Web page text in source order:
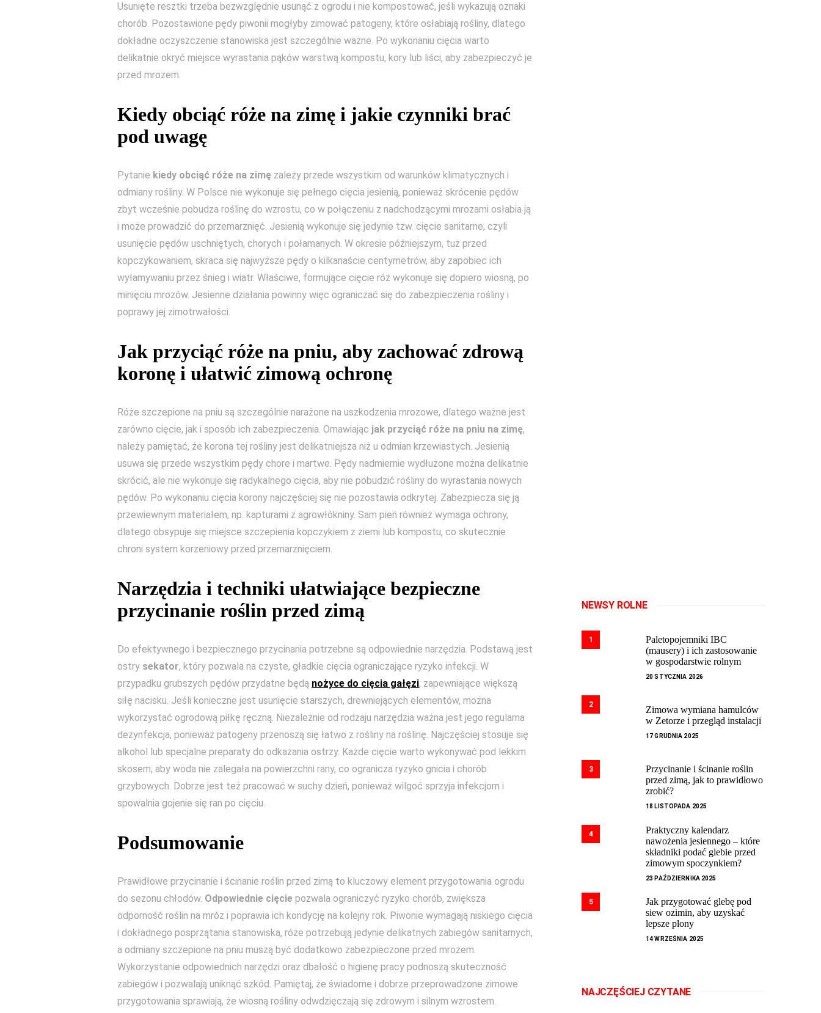
Usunięte resztki trzeba bezwzględnie usunąć z ogrodu i nie kompostować, jeśli wykazują oznaki
chorób. Pozostawione pędy piwonii mogłyby zimować patogeny, które osłabiają rośliny, dlatego
dokładne oczyszczenie stanowiska jest szczególnie ważne. Po wykonaniu cięcia warto
delikatnie okryć miejsce wyrastania pąków warstwą kompostu, kory lub liści, aby zabezpieczyć je
przed mrozem.
Kiedy obciąć róże na zimę i jakie czynniki brać
pod uwagę
Pytanie kiedy obciąć róże na zimę zależy przede wszystkim od warunków klimatycznych i
odmiany rośliny. W Polsce nie wykonuje się pełnego cięcia jesienią, ponieważ skrócenie pędów
zbyt wcześnie pobudza roślinę do wzrostu, co w połączeniu z nadchodzącymi mrozami osłabia ją
i może prowadzić do przemarznięć. Jesienią wykonuje się jedynie tzw. cięcie sanitarne, czyli
usunięcie pędów uschniętych, chorych i połamanych. W okresie późniejszym, tuż przed
kopczykowaniem, skraca się najwyższe pędy o kilkanaście centymetrów, aby zapobiec ich
wyłamywaniu przez śnieg i wiatr. Właściwe, formujące cięcie róż wykonuje się dopiero wiosną, po
minięciu mrozów. Jesienne działania powinny więc ograniczać się do zabezpieczenia rośliny i
poprawy jej zimotrwałości.
Jak przyciąć róże na pniu, aby zachować zdrową
koronę i ułatwić zimową ochronę
Róże szczepione na pniu są szczególnie narażone na uszkodzenia mrozowe, dlatego ważne jest
zarówno cięcie, jak i sposób ich zabezpieczenia. Omawiając jak przyciąć róże na pniu na zimę,
należy pamiętać, że korona tej rośliny jest delikatniejsza niż u odmian krzewiastych. Jesienią
usuwa się przede wszystkim pędy chore i martwe. Pędy nadmiernie wydłużone można delikatnie
skrócić, ale nie wykonuje się radykalnego cięcia, aby nie pobudzić rośliny do wyrastania nowych
pędów. Po wykonaniu cięcia korony najczęściej się nie pozostawia odkrytej. Zabezpiecza się ją
przewiewnym materiałem, np. kapturami z agrowłókniny. Sam pień również wymaga ochrony,
dlatego obsypuje się miejsce szczepienia kopczykiem z ziemi lub kompostu, co skutecznie
chroni system korzeniowy przed przemarznięciem.
Narzędzia i techniki ułatwiające bezpieczne
przycinanie roślin przed zimą
Do efektywnego i bezpiecznego przycinania potrzebne są odpowiednie narzędzia. Podstawą jest
ostry sekator, który pozwala na czyste, gładkie cięcia ograniczające ryzyko infekcji. W
przypadku grubszych pędów przydatne będą nożyce do cięcia gałęzi, zapewniające większą
siłę nacisku. Jeśli konieczne jest usunięcie starszych, drewniejących elementów, można
wykorzystać ogrodową piłkę ręczną. Niezależnie od rodzaju narzędzia ważna jest jego regularna
dezynfekcja, ponieważ patogeny przenoszą się łatwo z rośliny na roślinę. Najczęściej stosuje się
alkohol lub specjalne preparaty do odkażania ostrzy. Każde cięcie warto wykonywać pod lekkim
skosem, aby woda nie zalegała na powierzchni rany, co ogranicza ryzyko gnicia i chorób
grzybowych. Dobrze jest też pracować w suchy dzień, ponieważ wilgoć sprzyja infekcjom i
spowalnia gojenie się ran po cięciu.
Podsumowanie
Prawidłowe przycinanie i ścinanie roślin przed zimą to kluczowy element przygotowania ogrodu
do sezonu chłodów. Odpowiednie cięcie pozwala ograniczyć ryzyko chorób, zwiększa
odporność roślin na mróz i poprawia ich kondycję na kolejny rok. Piwonie wymagają niskiego cięcia
i dokładnego posprzątania stanowiska, róże potrzebują jedynie delikatnych zabiegów sanitarnych,
a odmiany szczepione na pniu muszą być dodatkowo zabezpieczone przed mrozem.
Wykorzystanie odpowiednich narzędzi oraz dbałość o higienę pracy podnoszą skuteczność
zabiegów i pozwalają uniknąć szkód. Pamiętaj, że świadome i dobrze przeprowadzone zimowe
przygotowania sprawiają, że wiosną rośliny odwdzięczają się zdrowym i silnym wzrostem.
NEWSY ROLNE
1
Paletopojemniki IBC
(mausery) i ich zastosowanie
w gospodarstwie rolnym
20 STYCZNIA 2026
2
Zimowa wymiana hamulców
w Zetorze i przegląd instalacji
17 GRUDNIA 2025
3
Przycinanie i ścinanie roślin
przed zimą, jak to prawidłowo
zrobić?
18 LISTOPADA 2025
4
Praktyczny kalendarz
nawożenia jesiennego – które
składniki podać glebie przed
zimowym spoczynkiem?
23 PAŹDZIERNIKA 2025
5
Jak przygotować glebę pod
siew ozimin, aby uzyskać
lepsze plony
14 WRZEŚNIA 2025
NAJCZĘŚCIEJ CZYTANE